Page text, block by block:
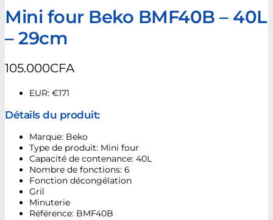
Mini four Beko BMF40B – 40L
– 29cm
105.000CFA
EUR: €171
Détails du produit:
Marque: Beko
Type de produit: Mini four
Capacité de contenance: 40L
Nombre de fonctions: 6
Fonction décongélation
Gril
Minuterie
Référence: BMF40B